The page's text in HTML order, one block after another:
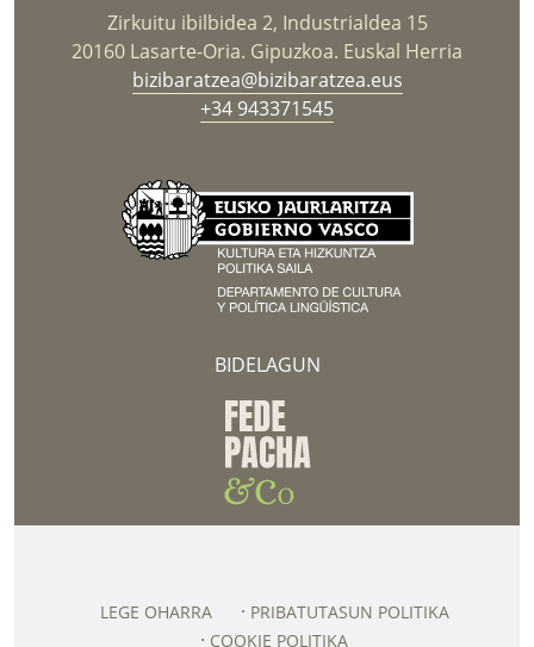
Zirkuitu ibilbidea 2, Industrialdea 15
20160 Lasarte-Oria. Gipuzkoa. Euskal Herria
bizibaratzea@bizibaratzea.eus
+34 943371545
BIDELAGUN
LEGE OHARRA
PRIBATUTASUN POLITIKA
COOKIE POLITIKA